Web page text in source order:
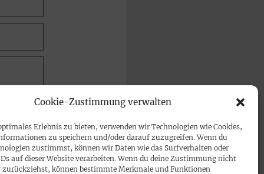
Cookie-Zustimmung verwalten
Erlebnis zu bieten, verwenden wir Technologien wie Cookies,
zu speichern und/oder darauf zuzugreifen. Wenn du
zustimmst, können wir Daten wie das Surfverhalten oder
auf dieser Website verarbeiten. Wenn du deine Zustimmung nicht
zurückziehst, können bestimmte Merkmale und Funktionen